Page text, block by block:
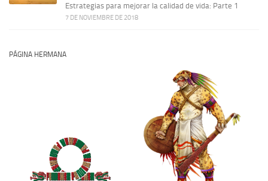
Estrategias para mejorar la calidad de vida: Parte 1
7 DE NOVIEMBRE DE 2018
PÁGINA HERMANA